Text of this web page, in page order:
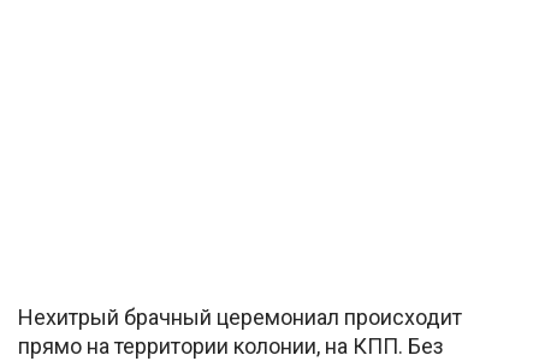
Нехитрый брачный церемониал происходит
прямо на территории колонии, на КПП. Без